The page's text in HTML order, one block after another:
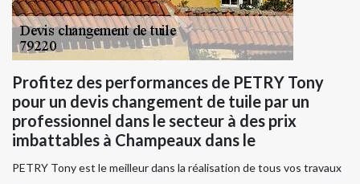
Profitez des performances de PETRY Tony
pour un devis changement de tuile par un
professionnel dans le secteur à des prix
imbattables à Champeaux dans le
PETRY Tony est le meilleur dans la réalisation de tous vos travaux